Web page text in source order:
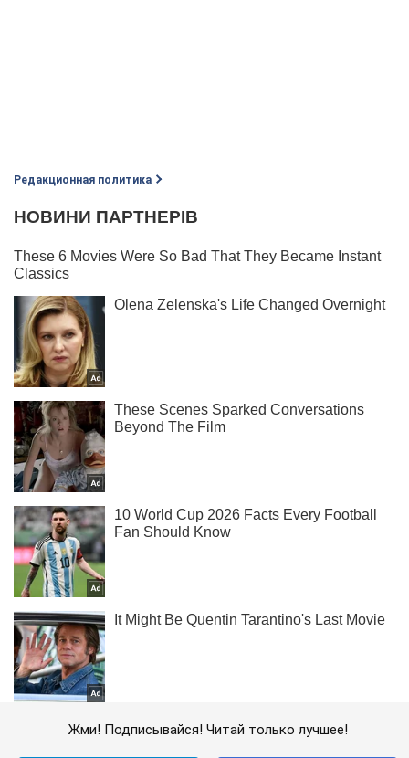
Редакционная политика
Жми! Подписывайся! Читай только лучшее!